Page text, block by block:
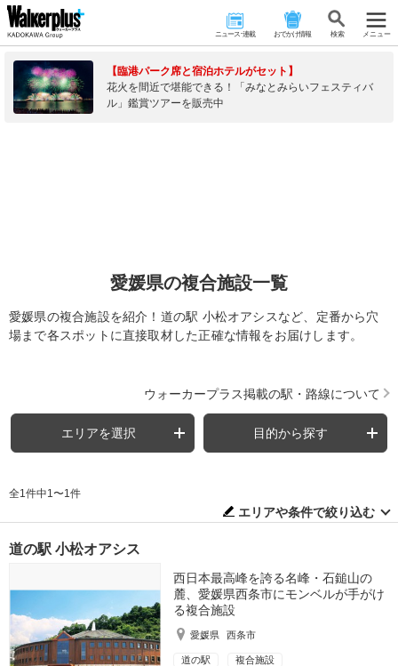
ニュース･連載 おでかけ情報 検 索 メニュー
【臨港パーク席と宿泊ホテルがセット】
花火を間近で堪能できる！「みなとみらいフェスティバ
ル」鑑賞ツアーを販売中
愛媛県の複合施設一覧
愛媛県の複合施設を紹介！道の駅 小松オアシスなど、定番から穴
場まで各スポットに直接取材した正確な情報をお届けします。
ウォーカープラス掲載の駅・路線について
エリアを選択 目的から探す
全1件中1〜1件
エリアや条件で絞り込む
道の駅 小松オアシス
西日本最高峰を誇る名峰・石鎚山の
麓、愛媛県西条市にモンベルが手がけ
る複合施設
愛媛県 西条市
道の駅 複合施設